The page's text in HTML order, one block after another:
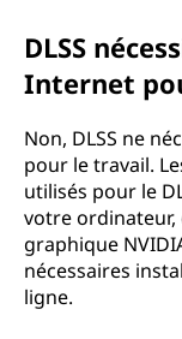
DLSS
Internet
Non, DLSS ne
pour le travail.
utilisés pour le
votre ordinateur,
graphique
nécessaires
ligne.